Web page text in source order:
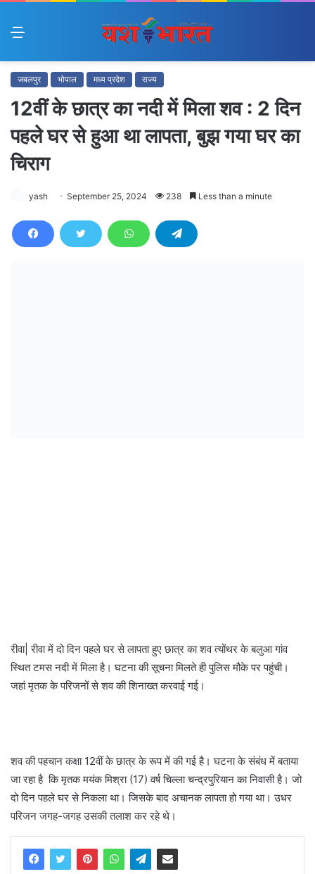
Menu
जबलपुर भोपाल मध्य प्रदेश राज्य
12वीं के छात्र का नदी में मिला शव : 2 दिन
पहले घर से हुआ था लापता, बुझ गया घर का
चिराग
yash September 25, 2024 238 Less than a minute
रीवा| रीवा में दो दिन पहले घर से लापता हुए छात्र का शव त्योंथर के बलुआ गांव
स्थित टमस नदी में मिला है। घटना की सूचना मिलते ही पुलिस मौके पर पहुंची।
जहां मृतक के परिजनों से शव की शिनाख्त करवाई गई।
शव की पहचान कक्षा 12वीं के छात्र के रूप में की गई है। घटना के संबंध में बताया
जा रहा है कि मृतक मयंक मिश्रा (17) वर्ष चिल्ला चन्द्रपुरियान का निवासी है। जो
दो दिन पहले घर से निकला था। जिसके बाद अचानक लापता हो गया था। उधर
परिजन जगह-जगह उसकी तलाश कर रहे थे।